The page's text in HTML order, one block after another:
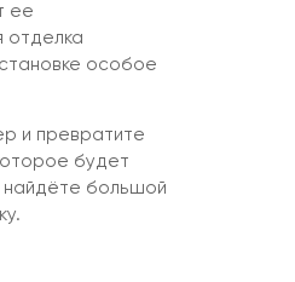
ее
отделка
особое
и превратите
будет
найдёте большой